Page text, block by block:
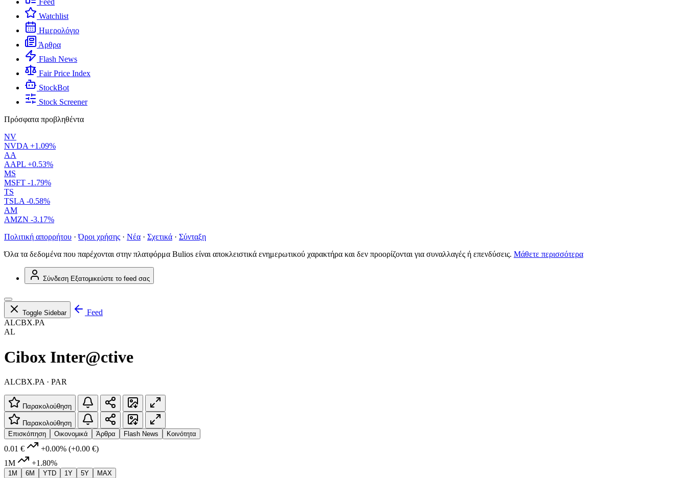
Feed
Watchlist
Ημερολόγιο
Άρθρα
Flash News
Fair Price Index
StockBot
Stock Screener
Πρόσφατα προβληθέντα
NV
NVDA +1.09%
AA
AAPL +0.53%
MS
MSFT -1.79%
TS
TSLA -0.58%
AM
AMZN -3.17%
Πολιτική απορρήτου · Όροι χρήσης · Νέα · Σχετικά · Σύνταξη
Όλα τα δεδομένα που παρέχονται στην πλατφόρμα Bulios είναι αποκλειστικά ενημερωτικού χαρακτήρα και δεν προορίζονται για συναλλαγές ή επενδύσεις. Μάθετε περισσότερα
Σύνδεση Εξατομικεύστε το feed σας
Toggle Sidebar
Feed
ALCBX.PA
AL
Cibox Inter@ctive
ALCBX.PA · PAR
Παρακολούθηση
Παρακολούθηση
Επισκόπηση
Οικονομικά Άρθρα Flash News Κοινότητα
0.01 € +0.00% (+0.00 €)
1M
+1.80%
1M 6M YTD 1Y 5Y MAX